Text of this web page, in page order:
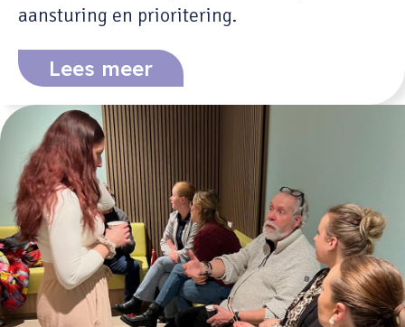
aansturing en prioritering.
Lees meer